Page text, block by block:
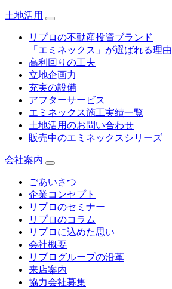
土地活用
リプロの不動産投資ブランド
「エミネックス」が選ばれる理由
高利回りの工夫
立地企画力
充実の設備
アフターサービス
エミネックス施工実績一覧
土地活用のお問い合わせ
販売中のエミネックスシリーズ
会社案内
ごあいさつ
企業コンセプト
リプロのセミナー
リプロのコラム
リプロに込めた思い
会社概要
リプログループの沿革
来店案内
協力会社募集